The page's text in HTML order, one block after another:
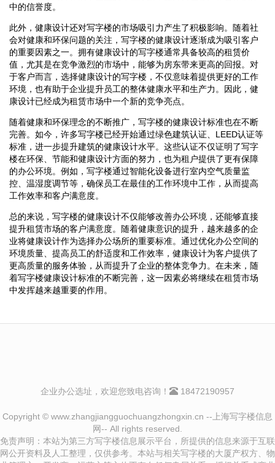
中的信誉度。
此外，健康设计还对写字楼的市场吸引力产生了积极影响。随着社
会对健康和环保问题的关注，写字楼的健康设计逐渐成为吸引客户
的重要因素之一。拥有健康设计的写字楼通常具备较高的租赁价
值，尤其是在竞争激烈的市场中，能够为房东带来更高的回报。对
于客户而言，选择健康设计的写字楼，不仅意味着提供更好的工作
环境，也有助于企业提升员工的整体健康水平和生产力。因此，健
康设计已经成为租赁市场中一个新的竞争亮点。
随着健康和环保理念的不断推广，写字楼的健康设计标准也在不断
完善。如今，许多写字楼已经开始通过绿色建筑认证、LEED认证等
标准，进一步提升建筑的健康设计水平。这些认证不仅证明了写字
楼在环保、节能和健康设计方面的努力，也为租户提供了更有保障
的办公环境。例如，写字楼通过智能化设备进行室内空气质量监
控、温湿度调节等，确保员工在最佳的工作环境中工作，从而提高
工作效率和客户满意度。
总的来说，写字楼的健康设计不仅能够改善办公环境，还能够直接
提升租赁市场的客户满意度。随着健康意识的提升，越来越多的企
业将健康设计作为选择办公场所的重要标准。通过优化办公空间的
环境质量、提高员工的舒适度和工作效率，健康设计为客户提供了
更高质量的服务体验，从而提升了企业的整体竞争力。在未来，随
着写字楼健康设计标准的不断完善，这一因素必将继续在租赁市场
中发挥越来越重要的作用。
企业办公选址，欢迎您致电咨询！ 18472190957
Copyright © www.zhangjiangguochuangzhongxin.cn --上海写字楼信息
网-- All rights reserved.
免责声明：本站为第三方写字楼信息展示平台，所提供的信息来源于互联
网公开资料及人工整理，仅供参考。本站与相关写字楼的大厦产权方、物